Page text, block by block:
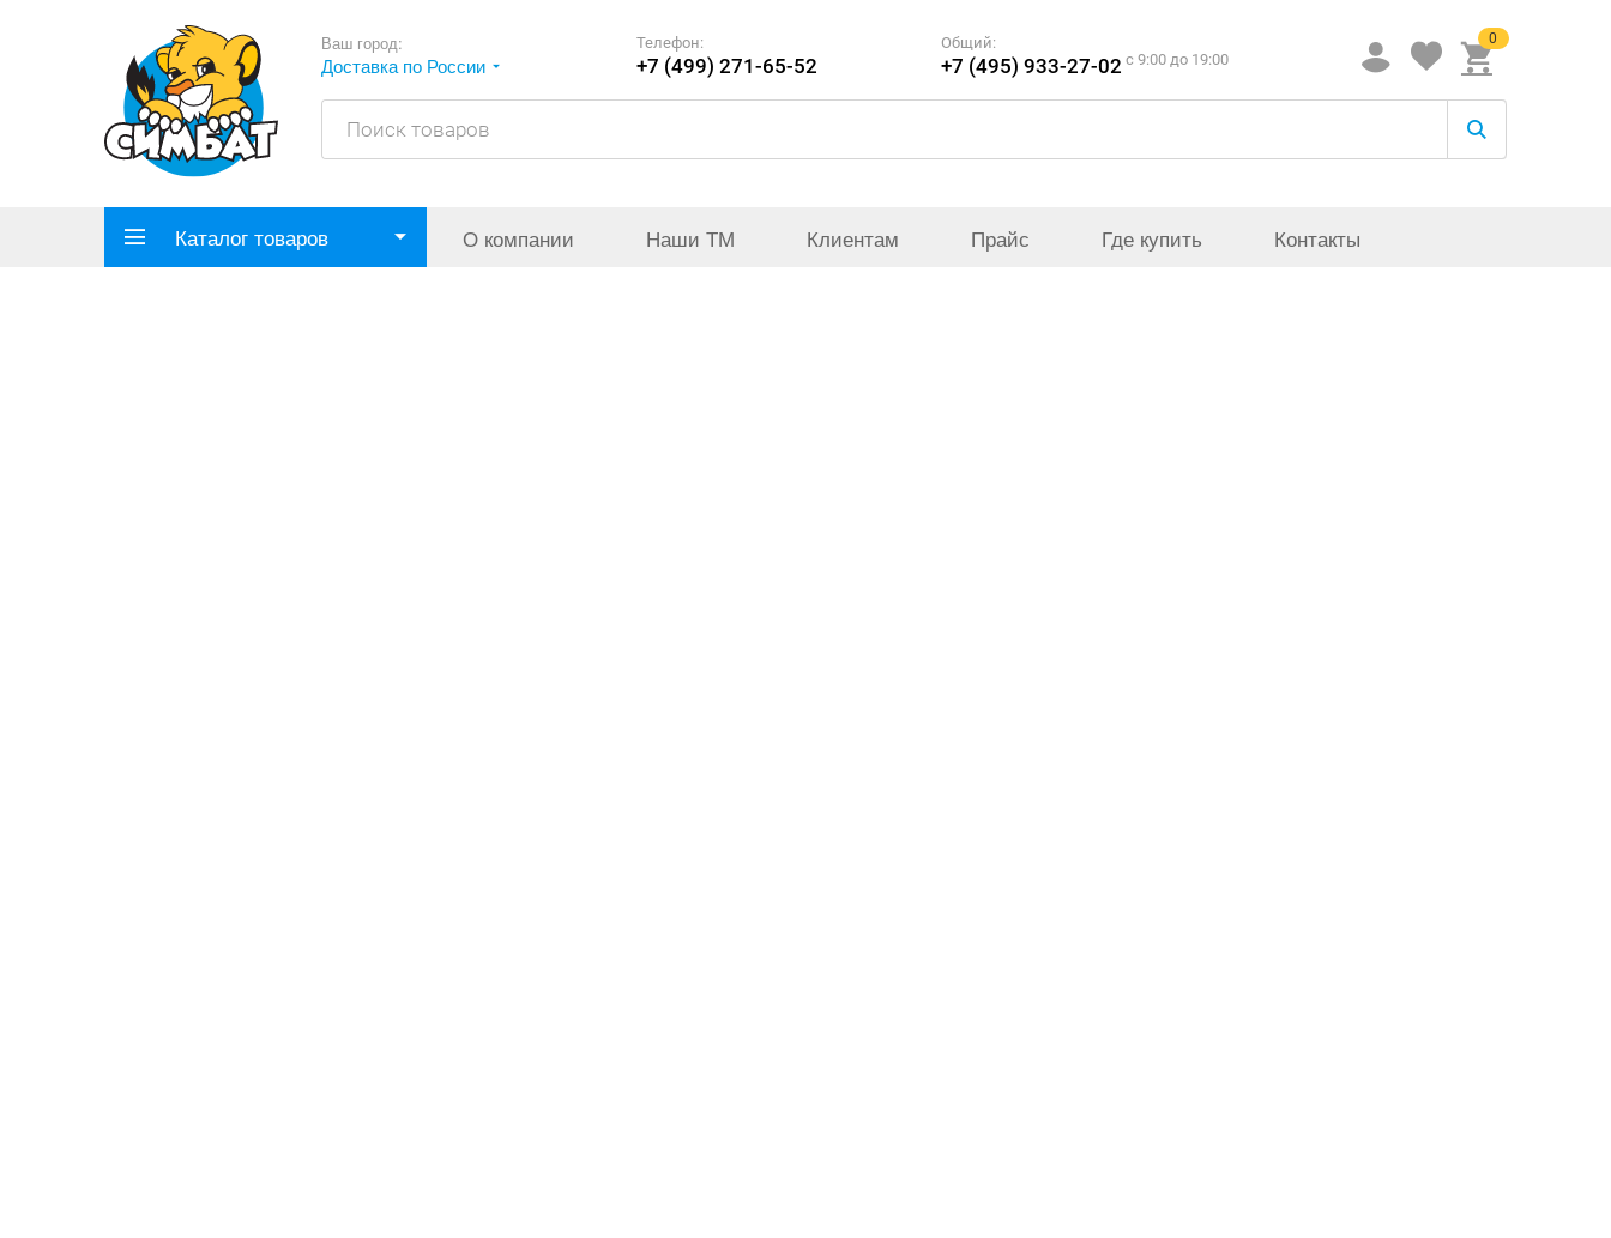
Ваш город:
Доставка по России
Телефон:
+7 (499) 271-65-52
Общий:
+7 (495) 933-27-02 c 9:00 до 19:00
0
Каталог товаров О компании Наши ТМ Клиентам Прайс Где купить Контакты